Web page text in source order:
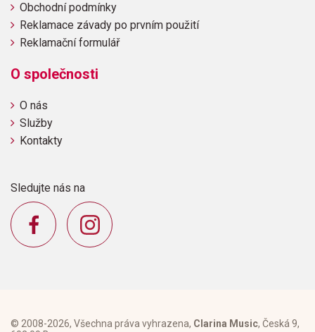
Obchodní podmínky
Reklamace závady po prvním použití
Reklamační formulář
O společnosti
O nás
Služby
Kontakty
Sledujte nás na
© 2008-2026, Všechna práva vyhrazena, Clarina Music, Česká 9,